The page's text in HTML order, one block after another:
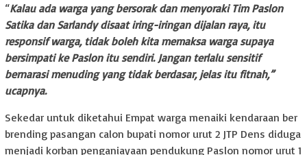
“Kalau ada warga yang bersorak dan menyoraki Tim Paslon
Satika dan Sarlandy disaat iring-iringan dijalan raya, itu
responsif warga, tidak boleh kita memaksa warga supaya
bersimpati ke Paslon itu sendiri. Jangan terlalu sensitif
bernarasi menuding yang tidak berdasar, jelas itu fitnah,”
ucapnya.
Sekedar untuk diketahui Empat warga menaiki kendaraan ber
brending pasangan calon bupati nomor urut 2 JTP Dens diduga
menjadi korban penganiayaan pendukung Paslon nomor urut 1